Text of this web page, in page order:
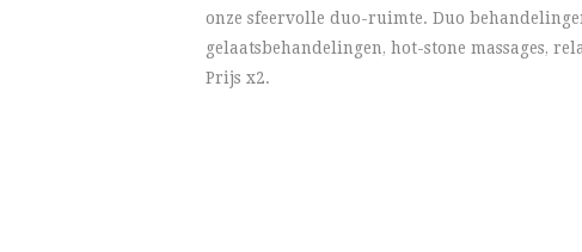
onze sfeervolle duo-ruimte. Duo
gelaatsbehandelingen, hot-stone massages,
Prijs x2.